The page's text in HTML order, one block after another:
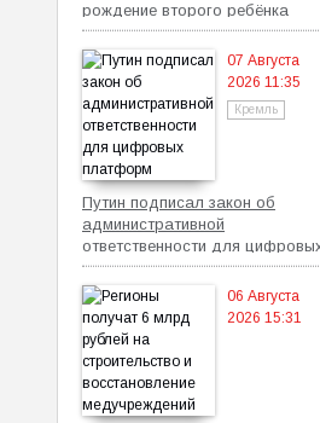
рождение второго ребёнка
07 Августа
2026 11:35
Кремль
Путин подписал закон об
административной
ответственности для
платформ
06 Августа
2026 15:31